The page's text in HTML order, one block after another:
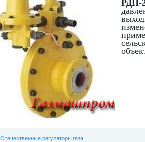
РДП-
Отечественные регуляторы газа